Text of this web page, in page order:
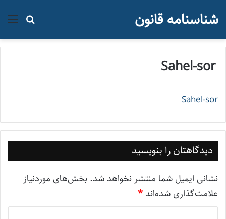
جستجو شناسنامه قانون
Sahel-sor
Sahel-sor
دیدگاهتان را بنویسید
نشانی ایمیل شما منتشر نخواهد شد. بخش‌های موردنیاز
علامت‌گذاری شده‌اند *